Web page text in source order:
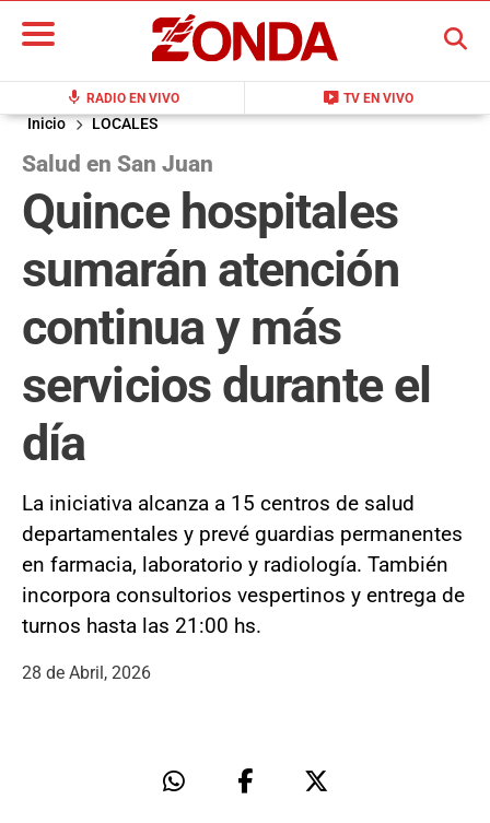
mic RADIO EN VIVO live_tv TV EN VIVO
BUSCAR
Inicio LOCALES
Salud en San Juan
Quince hospitales
sumarán atención
continua y más
servicios durante el
día
La iniciativa alcanza a 15 centros de salud
departamentales y prevé guardias permanentes
en farmacia, laboratorio y radiología. También
incorpora consultorios vespertinos y entrega de
turnos hasta las 21:00 hs.
28 de Abril, 2026